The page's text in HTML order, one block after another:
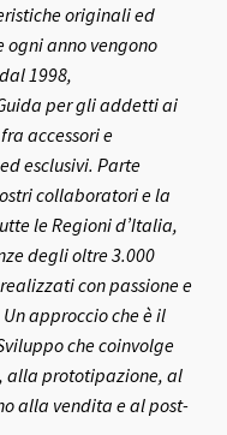
originali ed
ogni anno vengono
1998,
per gli addetti ai
accessori e
esclusivi. Parte
collaboratori e la
le Regioni d’Italia,
degli oltre 3.000
con passione e
approccio che è il
che coinvolge
alla prototipazione, al
alla vendita e al post-